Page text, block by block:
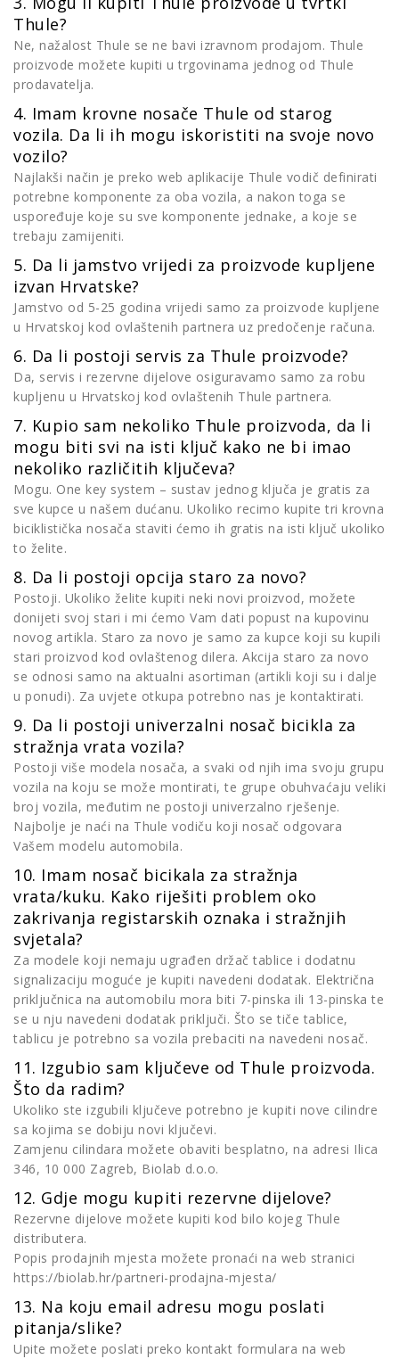
Thule?
Ne, nažalost Thule se ne bavi izravnom prodajom. Thule
proizvode možete kupiti u trgovinama jednog od Thule
prodavatelja.
4. Imam krovne nosače Thule od starog
vozila. Da li ih mogu iskoristiti na svoje novo
vozilo?
Najlakši način je preko web aplikacije Thule vodič definirati
potrebne komponente za oba vozila, a nakon toga se
uspoređuje koje su sve komponente jednake, a koje se
trebaju zamijeniti.
5. Da li jamstvo vrijedi za proizvode kupljene
izvan Hrvatske?
Jamstvo od 5-25 godina vrijedi samo za proizvode kupljene
u Hrvatskoj kod ovlaštenih partnera uz predočenje računa.
6. Da li postoji servis za Thule proizvode?
Da, servis i rezervne dijelove osiguravamo samo za robu
kupljenu u Hrvatskoj kod ovlaštenih Thule partnera.
7. Kupio sam nekoliko Thule proizvoda, da li
mogu biti svi na isti ključ kako ne bi imao
nekoliko različitih ključeva?
Mogu. One key system – sustav jednog ključa je gratis za
sve kupce u našem dućanu. Ukoliko recimo kupite tri krovna
biciklistička nosača staviti ćemo ih gratis na isti ključ ukoliko
to želite.
8. Da li postoji opcija staro za novo?
Postoji. Ukoliko želite kupiti neki novi proizvod, možete
donijeti svoj stari i mi ćemo Vam dati popust na kupovinu
novog artikla. Staro za novo je samo za kupce koji su kupili
stari proizvod kod ovlaštenog dilera. Akcija staro za novo
se odnosi samo na aktualni asortiman (artikli koji su i dalje
u ponudi). Za uvjete otkupa potrebno nas je kontaktirati.
9. Da li postoji univerzalni nosač bicikla za
stražnja vrata vozila?
Postoji više modela nosača, a svaki od njih ima svoju grupu
vozila na koju se može montirati, te grupe obuhvaćaju veliki
broj vozila, međutim ne postoji univerzalno rješenje.
Najbolje je naći na Thule vodiču koji nosač odgovara
Vašem modelu automobila.
10. Imam nosač bicikala za stražnja
vrata/kuku. Kako riješiti problem oko
zakrivanja registarskih oznaka i stražnjih
svjetala?
Za modele koji nemaju ugrađen držač tablice i dodatnu
signalizaciju moguće je kupiti navedeni dodatak. Električna
priključnica na automobilu mora biti 7-pinska ili 13-pinska te
se u nju navedeni dodatak priključi. Što se tiče tablice,
tablicu je potrebno sa vozila prebaciti na navedeni nosač.
11. Izgubio sam ključeve od Thule proizvoda.
Što da radim?
Ukoliko ste izgubili ključeve potrebno je kupiti nove cilindre
sa kojima se dobiju novi ključevi.
Zamjenu cilindara možete obaviti besplatno, na adresi Ilica
346, 10 000 Zagreb, Biolab d.o.o.
12. Gdje mogu kupiti rezervne dijelove?
Rezervne dijelove možete kupiti kod bilo kojeg Thule
distributera.
Popis prodajnih mjesta možete pronaći na web stranici
https://biolab.hr/partneri-prodajna-mjesta/
13. Na koju email adresu mogu poslati
pitanja/slike?
Upite možete poslati preko kontakt formulara na web